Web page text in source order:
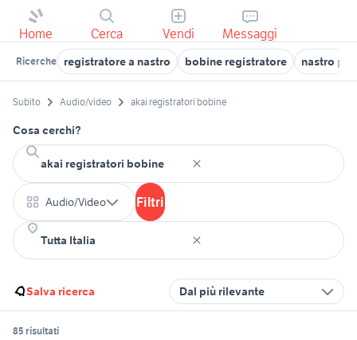
Home Cerca Vendi Messaggi
Ricerche registratore a nastro bobine registratore nastro
Subito Audio/video akai registratori bobine
Cosa cerchi?
Audio/Video Filtri
Salva ricerca Dal più rilevante
85 risultati